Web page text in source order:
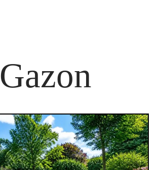
Gazon